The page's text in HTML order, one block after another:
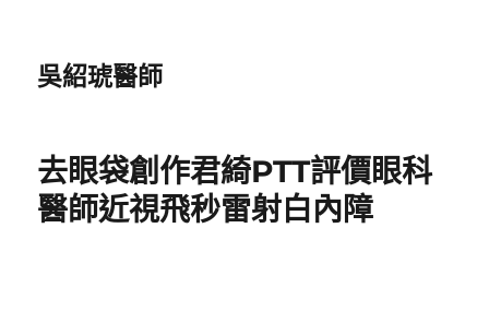
吳紹琥醫師
去眼袋創作君綺PTT評價眼科
醫師近視飛秒雷射白內障